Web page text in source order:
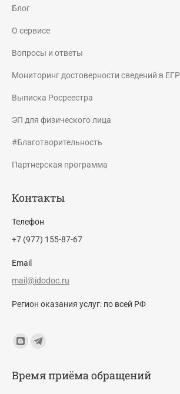
Блог
О сервисе
Вопросы и ответы
Мониторинг достоверности сведений в
Выписка Росреестра
ЭП для физического лица
#Благотворительность
Партнерская программа
Контакты
Телефон
+7 (977) 155-87-67
Email
mail@idodoc.ru
Регион оказания услуг: по всей РФ
Find us on:
Blogger
opens
Telegram
opens
Время приёма обращений